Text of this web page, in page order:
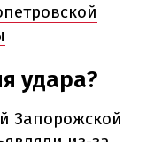
удара?
Запорожской